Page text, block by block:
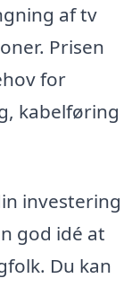
af tv
Prisen
for
kabelføring
investering
god idé at
Du kan